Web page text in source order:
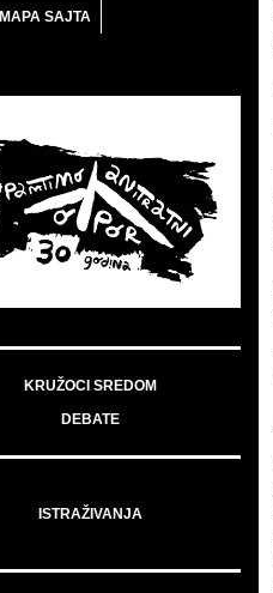
MAPA SAJTA
KRUŽOCI SREDOM
DEBATE
ISTRAŽIVANJA